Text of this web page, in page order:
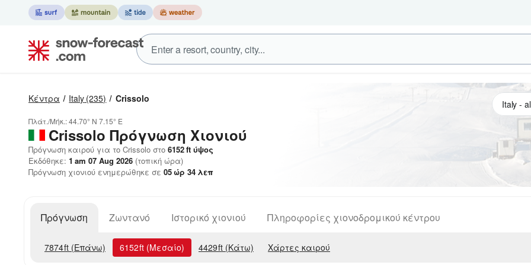
Κέντρα Italy (235) Crissolo
Πλάτ./Μήκ.:44.70° N 7.15° E
Crissolo Πρόγνωση Χιονιού
Πρόγνωση καιρού για το Crissolo στο 6152ft ύψος
Εκδόθηκε: 1 am 07 Aug 2026 (τοπική ώρα)
Πρόγνωση χιονιού ενημερώθηκε σε 05ώρ 33 λεπ
Πρόγνωση Ζωντανό Ιστορικό χιονιού Πληροφορίες χιονοδρομικού κέντρου
7874ft (Επάνω) 6152ft (Μεσαίο) 4429ft (Κάτω) Χάρτες καιρού